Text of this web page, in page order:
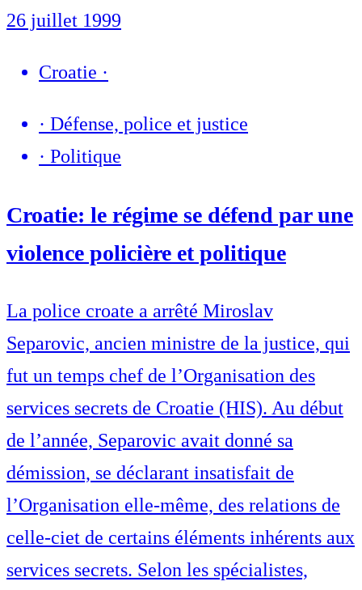
26 juillet 1999
Croatie ·
· Défense, police et justice
· Politique
Croatie: le régime se défend par une
violence policière et politique
La police croate a arrêté Miroslav
Separovic, ancien ministre de la justice, qui
fut un temps chef de l’Organisation des
services secrets de Croatie (HIS). Au début
de l’année, Separovic avait donné sa
démission, se déclarant insatisfait de
l’Organisation elle-même, des relations de
celle-ciet de certains éléments inhérents aux
services secrets. Selon les spécialistes,